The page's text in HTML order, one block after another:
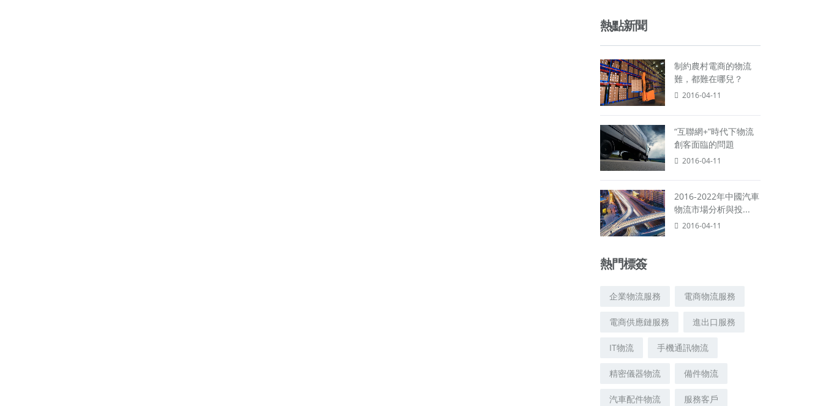
熱點新聞
制約農村電商的物流
難，都難在哪兒？
2016-04-11
“互聯網+”時代下物流
創客面臨的問題
2016-04-11
2016-2022年中國汽車
物流市場分析與投...
2016-04-11
熱門標簽
企業物流服務 電商物流服務
電商供應鏈服務 進出口服務
IT物流 手機通訊物流
精密儀器物流 備件物流
汽車配件物流 服務客戶